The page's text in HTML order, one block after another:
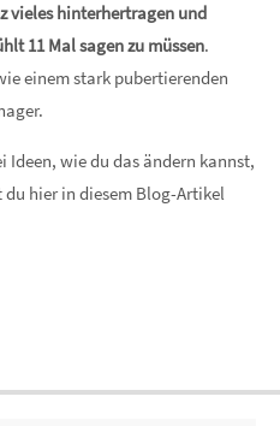
vieles hinterhertragen und
11 Mal sagen zu müssen.
einem stark pubertierenden
Ideen, wie du das ändern kannst,
du hier in diesem Blog-Artikel